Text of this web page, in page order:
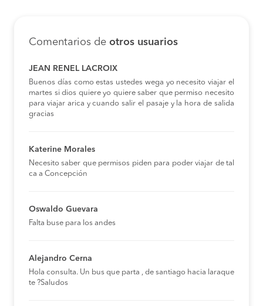
Comentarios de otros usuarios
JEAN RENEL LACROIX
Buenos días como estas ustedes wega yo necesito viajar el
martes si dios quiere yo quiere saber que permiso necesito
para viajar arica y cuando salir el pasaje y la hora de salida
gracias
Katerine Morales
Necesito saber que permisos piden para poder viajar de tal
ca a Concepción
Oswaldo Guevara
Falta buse para los andes
Alejandro Cerna
Hola consulta. Un bus que parta , de santiago hacia laraque
te ?Saludos